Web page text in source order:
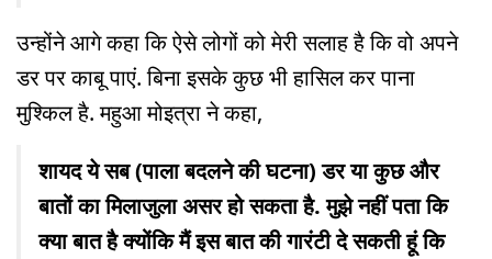
उन्होंने आगे कहा कि ऐसे लोगों को मेरी सलाह है कि वो अपने
डर पर काबू पाएं. बिना इसके कुछ भी हासिल कर पाना
मुश्किल है. महुआ मोइत्रा ने कहा,
शायद ये सब (पाला बदलने की घटना) डर या कुछ और
बातों का मिलाजुला असर हो सकता है. मुझे नहीं पता कि
क्या बात है क्योंकि मैं इस बात की गारंटी दे सकती हूं कि